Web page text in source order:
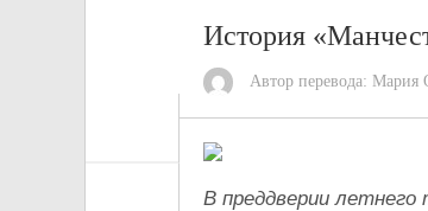
История
Автор перевода: Мария
В преддверии